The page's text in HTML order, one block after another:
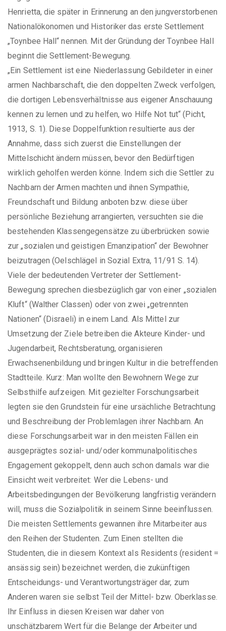
Henrietta, die später in Erinnerung an den jungverstorbenen
Nationalökonomen und Historiker das erste Settlement
„Toynbee Hall“ nennen. Mit der Gründung der Toynbee Hall
beginnt die Settlement-Bewegung.
„Ein Settlement ist eine Niederlassung Gebildeter in einer
armen Nachbarschaft, die den doppelten Zweck verfolgen,
die dortigen Lebensverhältnisse aus eigener Anschauung
kennen zu lernen und zu helfen, wo Hilfe Not tut“ (Picht,
1913, S. 1). Diese Doppelfunktion resultierte aus der
Annahme, dass sich zuerst die Einstellungen der
Mittelschicht ändern müssen, bevor den Bedürftigen
wirklich geholfen werden könne. Indem sich die Settler zu
Nachbarn der Armen machten und ihnen Sympathie,
Freundschaft und Bildung anboten bzw. diese über
persönliche Beziehung arrangierten, versuchten sie die
bestehenden Klassengegensätze zu überbrücken sowie
zur „sozialen und geistigen Emanzipation“ der Bewohner
beizutragen (Oelschlägel in Sozial Extra, 11/91 S. 14).
Viele der bedeutenden Vertreter der Settlement-
Bewegung sprechen diesbezüglich gar von einer „sozialen
Kluft“ (Walther Classen) oder von zwei „getrennten
Nationen“ (Disraeli) in einem Land. Als Mittel zur
Umsetzung der Ziele betreiben die Akteure Kinder- und
Jugendarbeit, Rechtsberatung, organisieren
Erwachsenenbildung und bringen Kultur in die betreffenden
Stadtteile. Kurz: Man wollte den Bewohnern Wege zur
Selbsthilfe aufzeigen. Mit gezielter Forschungsarbeit
legten sie den Grundstein für eine ursächliche Betrachtung
und Beschreibung der Problemlagen ihrer Nachbarn. An
diese Forschungsarbeit war in den meisten Fällen ein
ausgeprägtes sozial- und/oder kommunalpolitisches
Engagement gekoppelt, denn auch schon damals war die
Einsicht weit verbreitet: Wer die Lebens- und
Arbeitsbedingungen der Bevölkerung langfristig verändern
will, muss die Sozialpolitik in seinem Sinne beeinflussen.
Die meisten Settlements gewannen ihre Mitarbeiter aus
den Reihen der Studenten. Zum Einen stellten die
Studenten, die in diesem Kontext als Residents (resident =
ansässig sein) bezeichnet werden, die zukünftigen
Entscheidungs- und Verantwortungsträger dar, zum
Anderen waren sie selbst Teil der Mittel- bzw. Oberklasse.
Ihr Einfluss in diesen Kreisen war daher von
unschätzbarem Wert für die Belange der Arbeiter und